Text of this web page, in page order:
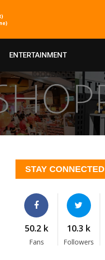
ENTERTAINMENT
STAY CONNECTED
50.2 k
Fans
10.3 k
Followers